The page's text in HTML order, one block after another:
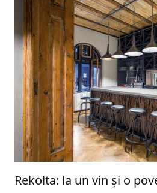
Rekolta: la un vin și o